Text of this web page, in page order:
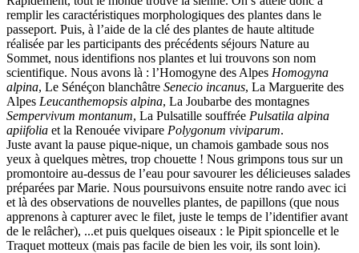
remplir les caractéristiques morphologiques des plantes dans le
passeport. Puis, à l’aide de la clé des plantes de haute altitude
réalisée par les participants des précédents séjours Nature au
Sommet, nous identifions nos plantes et lui trouvons son nom
scientifique. Nous avons là : l’Homogyne des Alpes Homogyna
alpina, Le Sénéçon blanchâtre Senecio incanus, La Marguerite des
Alpes Leucanthemopsis alpina, La Joubarbe des montagnes
Sempervivum montanum, La Pulsatille souffrée Pulsatila alpina
apiifolia et la Renouée vivipare Polygonum viviparum.
Juste avant la pause pique-nique, un chamois gambade sous nos
yeux à quelques mètres, trop chouette ! Nous grimpons tous sur un
promontoire au-dessus de l’eau pour savourer les délicieuses salades
préparées par Marie. Nous poursuivons ensuite notre rando avec ici
et là des observations de nouvelles plantes, de papillons (que nous
apprenons à capturer avec le filet, juste le temps de l’identifier avant
de le relâcher), ...et puis quelques oiseaux : le Pipit spioncelle et le
Traquet motteux (mais pas facile de bien les voir, ils sont loin).